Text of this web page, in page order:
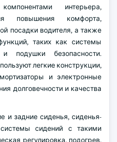
интерьера,
повышения комфорта,
посадки водителя, а также
таких как системы
подушки безопасности.
легкие конструкции,
и электронные
долговечности и качества
и задние сиденья, сиденья-
сидений с такими
регулировка, подогрев,